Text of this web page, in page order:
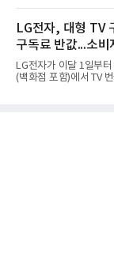
은 4884억
는 2035년까지 총
구축하겠다는 대형 청
라 경쟁 구도 역시 이동
넘어 네이버, 삼성SDS
고 있다.7일 SK텔레콤
연결 기준 매출 4조
기록했다. 매출은 전년
LG전자, 대형 TV
구독료 반값...소비
LG전자가 이달 1일부
(백화점 포함)에서 TV